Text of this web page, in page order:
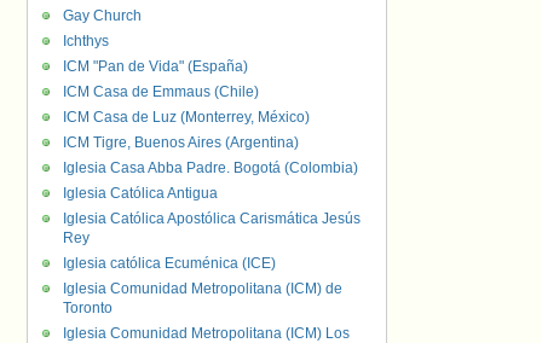
Gay Church
Ichthys
ICM "Pan de Vida" (España)
ICM Casa de Emmaus (Chile)
ICM Casa de Luz (Monterrey, México)
ICM Tigre, Buenos Aires (Argentina)
Iglesia Casa Abba Padre. Bogotá (Colombia)
Iglesia Católica Antigua
Iglesia Católica Apostólica Carismática Jesús
Rey
Iglesia católica Ecuménica (ICE)
Iglesia Comunidad Metropolitana (ICM) de
Toronto
Iglesia Comunidad Metropolitana (ICM) Los